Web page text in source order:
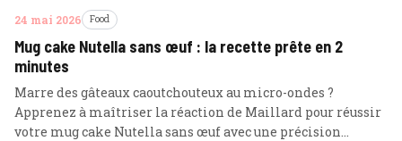
24 mai 2026 Food
Mug cake Nutella sans œuf : la recette prête en 2
minutes
Marre des gâteaux caoutchouteux au micro-ondes ?
Apprenez à maîtriser la réaction de Maillard pour réussir
votre mug cake Nutella sans œuf avec une précision